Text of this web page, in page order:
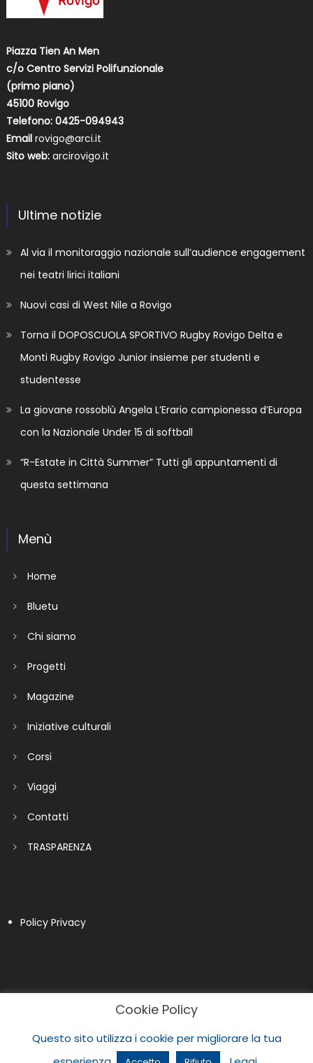
Piazza Tien An Men
c/o Centro Servizi Polifunzionale
(primo piano)
45100 Rovigo
Telefono: 0425-094943
Email rovigo@arci.it
Sito web: arcirovigo.it
Ultime notizie
Al via il monitoraggio nazionale sull’audience engagement
nei teatri lirici italiani
Nuovi casi di West Nile a Rovigo
Torna il DOPOSCUOLA SPORTIVO Rugby Rovigo Delta e
Monti Rugby Rovigo Junior insieme per studenti e
studentesse
La giovane rossoblù Angela L’Erario campionessa d’Europa
con la Nazionale Under 15 di softball
“R-Estate in Città Summer” Tutti gli appuntamenti di
questa settimana
Menù
Home
Bluetu
Chi siamo
Progetti
Magazine
Iniziative culturali
Corsi
Viaggi
Contatti
TRASPARENZA
Policy Privacy
Cookie Policy
Questo sito utilizza i cookie per migliorare la tua